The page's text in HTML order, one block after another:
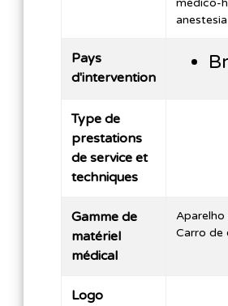
médico-
Pays
d'intervention
Type de
prestations
de service et
techniques
Gamme de
matériel
médical
Carro de
Logo